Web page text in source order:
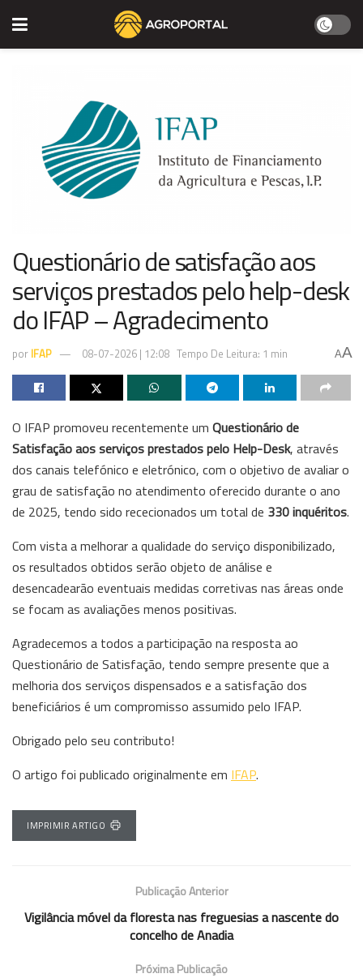
Questionário de satisfação aos
serviços prestados pelo help-desk
do IFAP – Agradecimento
por IFAP 08-07-2026 | 12:08 Tempo De Leitura: 1 min AA
O IFAP promoveu recentemente um Questionário de
Satisfação aos serviços prestados pelo Help-Desk, através
dos canais telefónico e eletrónico, com o objetivo de avaliar o
grau de satisfação no atendimento oferecido durante o ano
de 2025, tendo sido rececionados um total de 330 inquéritos.
Com vista a melhorar a qualidade do serviço disponibilizado,
os resultados obtidos serão objeto de análise e
desencadearão eventuais medidas corretivas nas áreas onde
se focam as avaliações menos positivas.
Agradecemos a todos a participação na resposta ao
Questionário de Satisfação, tendo sempre presente que a
melhoria dos serviços dispensados e a satisfação dos
beneficiários é um compromisso assumido pelo IFAP.
Obrigado pelo seu contributo!
O artigo foi publicado originalmente em IFAP.
IMPRIMIR ARTIGO
Publicação Anterior
Vigilância móvel da floresta nas freguesias a nascente do
concelho de Anadia
Próxima Publicação